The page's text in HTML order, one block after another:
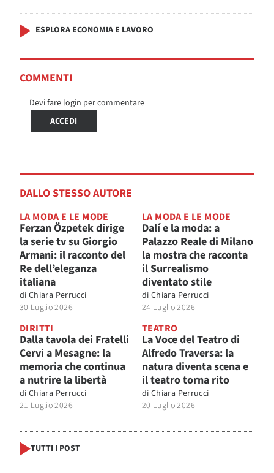
ESPLORA ECONOMIA E LAVORO
COMMENTI
Devi fare login per commentare
ACCEDI
DALLO STESSO AUTORE
LA MODA E LE MODE
Ferzan Özpetek dirige
la serie tv su Giorgio
Armani: il racconto del
Re dell’eleganza
italiana
di Chiara Perrucci
30 Luglio 2026
LA MODA E LE MODE
Dalí e la moda: a
Palazzo Reale di Milano
la mostra che racconta
il Surrealismo
diventato stile
di Chiara Perrucci
24 Luglio 2026
DIRITTI
Dalla tavola dei Fratelli
Cervi a Mesagne: la
memoria che continua
a nutrire la libertà
di Chiara Perrucci
21 Luglio 2026
TEATRO
La Voce del Teatro di
Alfredo Traversa: la
natura diventa scena e
il teatro torna rito
di Chiara Perrucci
20 Luglio 2026
TUTTI I POST